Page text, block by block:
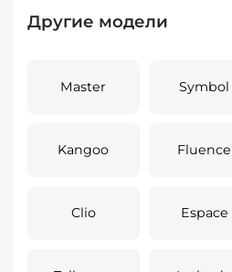
Другие модели
Master Symbol
Kangoo Fluence
Clio Espace